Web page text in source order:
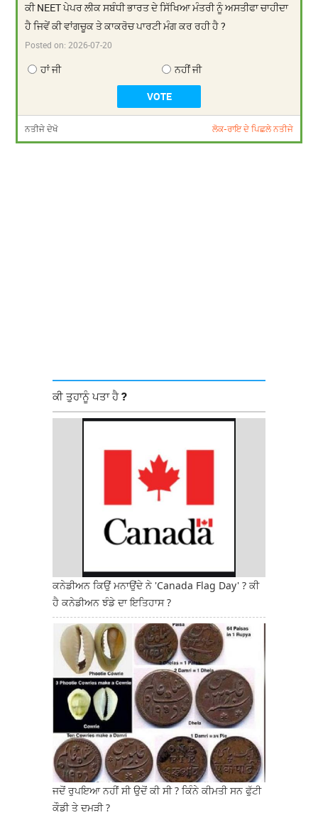
ਕੀ NEET ਪੇਪਰ ਲੀਕ ਸਬੰਧੀ ਭਾਰਤ ਦੇ ਸਿੱਖਿਆ ਮੰਤਰੀ ਨੂੰ ਅਸਤੀਫਾ ਚਾਹੀਦਾ
ਹੈ ਜਿਵੇਂ ਕੀ ਵਾਂਗਚੂਕ ਤੇ ਕਾਕਰੋਚ ਪਾਰਟੀ ਮੰਗ ਕਰ ਰਹੀ ਹੈ ?
Posted on:2026-07-20
ਹਾਂ ਜੀ ਨਹੀਂ ਜੀ
ਨਤੀਜੇ ਦੇਖੋ ਲੋਕ-ਰਾਇ ਦੇ ਪਿਛਲੇ ਨਤੀਜੇ
ਕੀ ਤੁਹਾਨੂੰ ਪਤਾ ਹੈ ?
ਕਨੇਡੀਅਨ ਕਿਉਂ ਮਨਾਉਂਦੇ ਨੇ 'Canada Flag Day' ? ਕੀ
ਹੈ ਕਨੇਡੀਅਨ ਝੰਡੇ ਦਾ ਇਤਿਹਾਸ ?
ਜਦੋਂ ਰੁਪਇਆ ਨਹੀਂ ਸੀ ਉਦੋਂ ਕੀ ਸੀ ? ਕਿੰਨੇ ਕੀਮਤੀ ਸਨ ਫੁੱਟੀ
ਕੌਡੀ ਤੇ ਦਮੜੀ ?